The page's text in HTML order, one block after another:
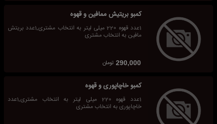
کمبو بریتیش ممافین و قهوه
1عدد قهوه 220 میلی لیتر به انتخاب مشتری,1عدد بریتش
مافین به انتخاب مشتری
290,000 تومان
کمبو خاچاپوری و قهوه
1عدد قهوه 220 میلی لیتر به انتخاب مشتری,1عدد
خاچاپوری به انتخاب مشتری